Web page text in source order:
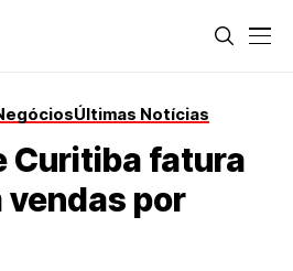
Últimas Notícias
Curitiba fatura
vendas por